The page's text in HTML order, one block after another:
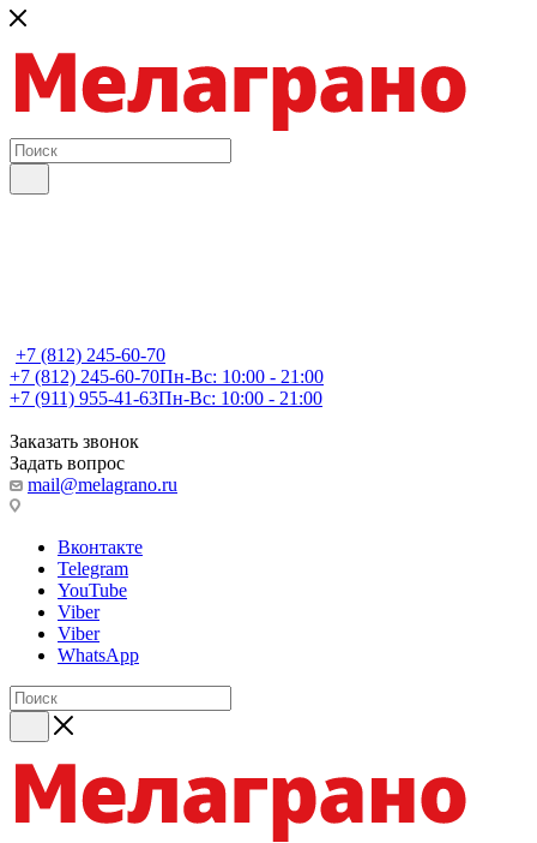
+7 (812) 245-60-70
+7 (812) 245-60-70Пн-Вс: 10:00 - 21:00
+7 (911) 955-41-63Пн-Вс: 10:00 - 21:00
Заказать звонок
Задать вопрос
mail@melagrano.ru
Вконтакте
Telegram
YouTube
Viber
Viber
WhatsApp